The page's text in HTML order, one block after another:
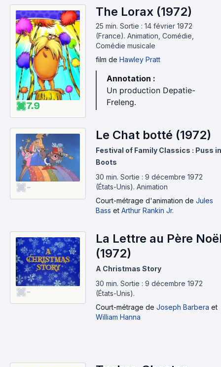
7.9
The Lorax (1972)
25 min. Sortie : 14 février 1972
(France). Animation, Comédie,
Comédie musicale
film de Hawley Pratt
Annotation :
Un production Depatie-
Freleng.
-
Le Chat botté (1972)
Festival of Family Classics : Puss in
Boots
30 min. Sortie : 9 décembre 1972
(États-Unis). Animation
Court-métrage d'animation de Jules
Bass et Arthur Rankin Jr.
-
La Lettre au Père
(1972)
A Christmas Story
30 min. Sortie : 9 décembre 1972
(États-Unis).
Court-métrage de Joseph Barbera et
William Hanna